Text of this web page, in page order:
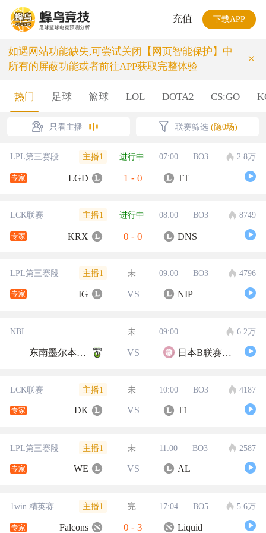
充值 下载APP
如遇网站功能缺失,可尝试关闭【网页智能保护】中
所有的屏蔽功能或者前往APP获取完整体验
×
热门 足球 篮球 LOL DOTA2 CS:GO
只看主播 联赛筛选 (隐0场)
LPL第三赛段 主播1 进行中 07:00 BO3 2.8万
专家 LGD 1 - 0 TT
LCK联赛 主播1 进行中 08:00 BO3 8749
专家 KRX 0 - 0 DNS
LPL第三赛段 主播1 未 09:00 BO3 4796
专家 IG VS NIP
NBL 未 09:00 6.2万
东南墨尔本凤凰 VS 日本B联赛联队
LCK联赛 主播1 未 10:00 BO3 4187
专家 DK VS T1
LPL第三赛段 主播1 未 11:00 BO3 2587
专家 WE VS AL
1win 精英赛 主播1 完 17:04 BO5 5.6万
专家 Falcons 0 - 3 Liquid